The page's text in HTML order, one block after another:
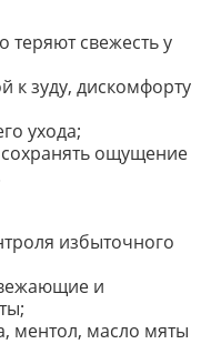
теряют свежесть у
к зуду, дискомфорту
ухода;
сохранять ощущение
избыточного
и
ментол, масло мяты